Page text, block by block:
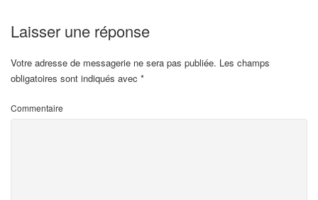
Laisser une réponse
Votre adresse de messagerie ne sera pas publiée. Les champs
obligatoires sont indiqués avec *
Commentaire